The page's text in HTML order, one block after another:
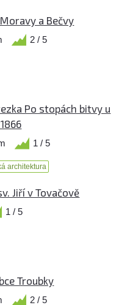
a Bečvy
2 / 5
Po stopách bitvy u
1 / 5
architektura
Jiří v Tovačově
1 / 5
Troubky
2 / 5